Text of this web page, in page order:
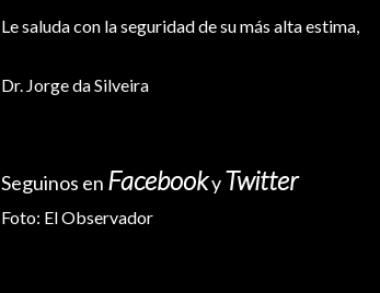
Le saluda con la seguridad de su más alta estima,
Dr. Jorge da Silveira
Seguinos en FacebookyTwitter
Foto: El Observador